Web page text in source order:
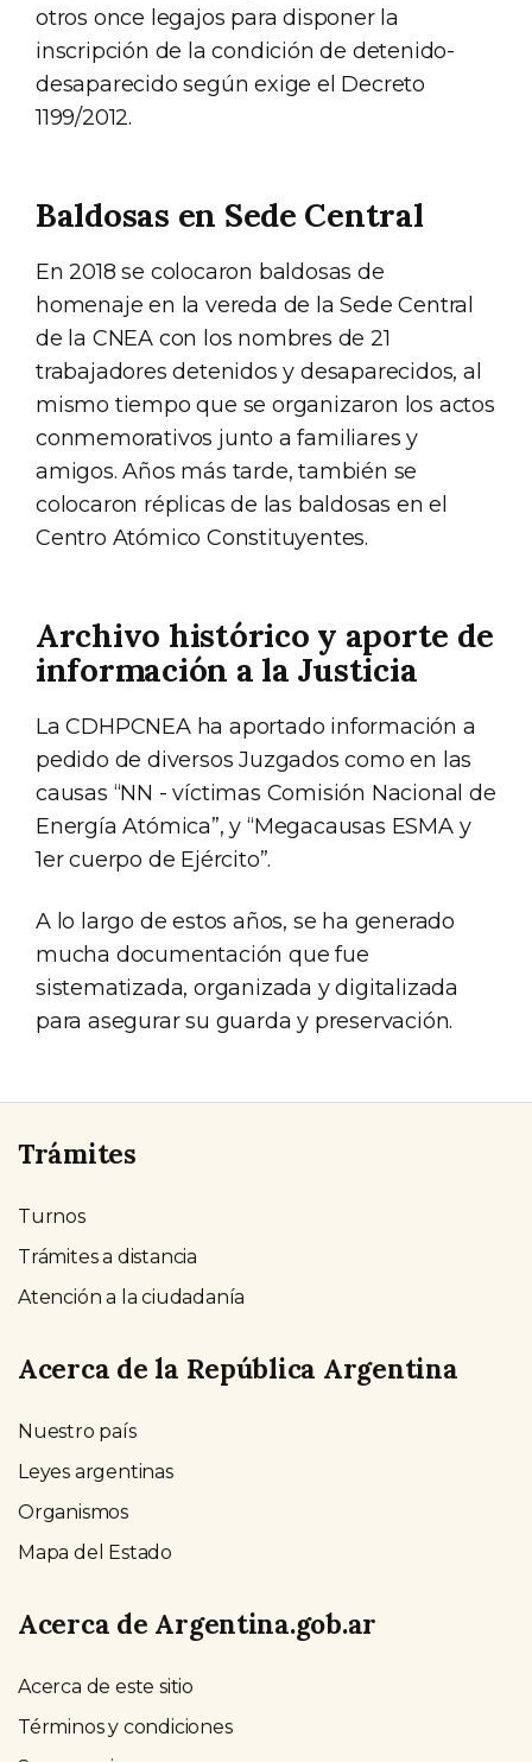
otros once legajos para disponer la
inscripción de la condición de detenido-
desaparecido según exige el Decreto
1199/2012.
Baldosas en Sede Central
En 2018 se colocaron baldosas de
homenaje en la vereda de la Sede Central
de la CNEA con los nombres de 21
trabajadores detenidos y desaparecidos, al
mismo tiempo que se organizaron los actos
conmemorativos junto a familiares y
amigos. Años más tarde, también se
colocaron réplicas de las baldosas en el
Centro Atómico Constituyentes.
Archivo histórico y aporte de
información a la Justicia
La CDHPCNEA ha aportado información a
pedido de diversos Juzgados como en las
causas “NN - víctimas Comisión Nacional de
Energía Atómica”, y “Megacausas ESMA y
1er cuerpo de Ejército”.
A lo largo de estos años, se ha generado
mucha documentación que fue
sistematizada, organizada y digitalizada
para asegurar su guarda y preservación.
Trámites
Turnos
Trámites a distancia
Atención a la ciudadanía
Acerca de la República Argentina
Nuestro país
Leyes argentinas
Organismos
Mapa del Estado
Acerca de Argentina.gob.ar
Acerca de este sitio
Términos y condiciones